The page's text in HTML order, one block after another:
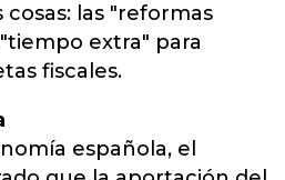
las "reformas
extra" para
fiscales.
española, el